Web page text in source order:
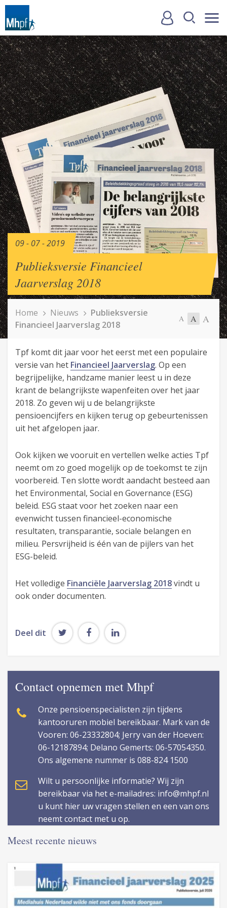
09 - 07 - 2019
Publieksversie Financieel
Jaarverslag 2018
Home Nieuws
Publieksversie
Financieel Jaarverslag 2018
A A A
Tpf komt dit jaar voor het eerst met een populaire
versie van het Financieel Jaarverslag. Op een
begrijpelijke, handzame manier leest u in deze
krant de belangrijkste wapenfeiten over het jaar
2018. Zo geven wij u de belangrijkste
pensioencijfers en kijken terug op gebeurtenissen
uit het afgelopen jaar.
Ook kijken we vooruit en vertellen welke acties Tpf
neemt om zo goed mogelijk op de toekomst te zijn
voorbereid. Ten slotte wordt aandacht besteed aan
het Environmental, Social en Governance (ESG)
beleid. ESG staat voor het zoeken naar een
evenwicht tussen financieel-economische
resultaten, transparantie, sociale belangen en
milieu. Persvrijheid is één van de pijlers van het
ESG-beleid.
Het volledige Financiële Jaarverslag 2018vindt u
ook onder documenten.
Deel dit
Contact opnemen met Mhpf
Onze pensioenspecialisten zijn tijdens
kantooruren mobiel bereikbaar. Mark van de
Vooren: 06-23332804; Jerry van der Hoeven:
06-12187894; Delano Gemerts: 06-57054350.
Ons algemene nummer is 088-824 1500
Wilt u persoonlijke informatie? Wij zijn
bereikbaar via het e-mailadres: info@mhpf.nl
u kunt hier uw vragen stellen en een van ons
neemt contact met u op.
Meest recente nieuws